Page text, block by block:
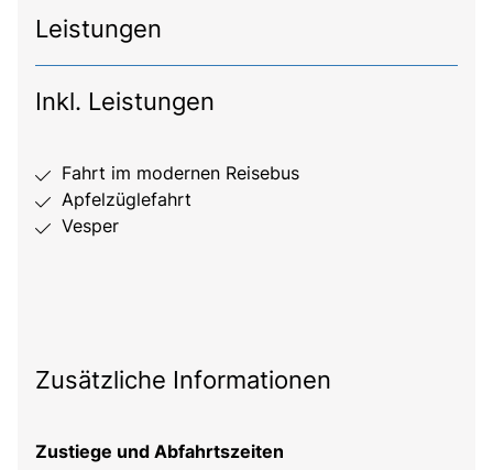
Leistungen
Inkl. Leistungen
Fahrt im modernen Reisebus
Apfelzüglefahrt
Vesper
Zusätzliche Informationen
Zustiege und Abfahrtszeiten